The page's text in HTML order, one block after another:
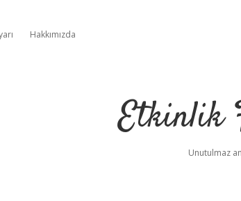
Hakkımızda
Etkinlik
Unutulmaz